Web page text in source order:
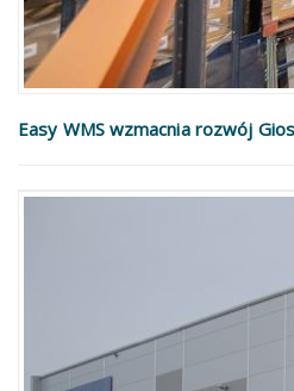
Easy WMS wzmacnia rozwój